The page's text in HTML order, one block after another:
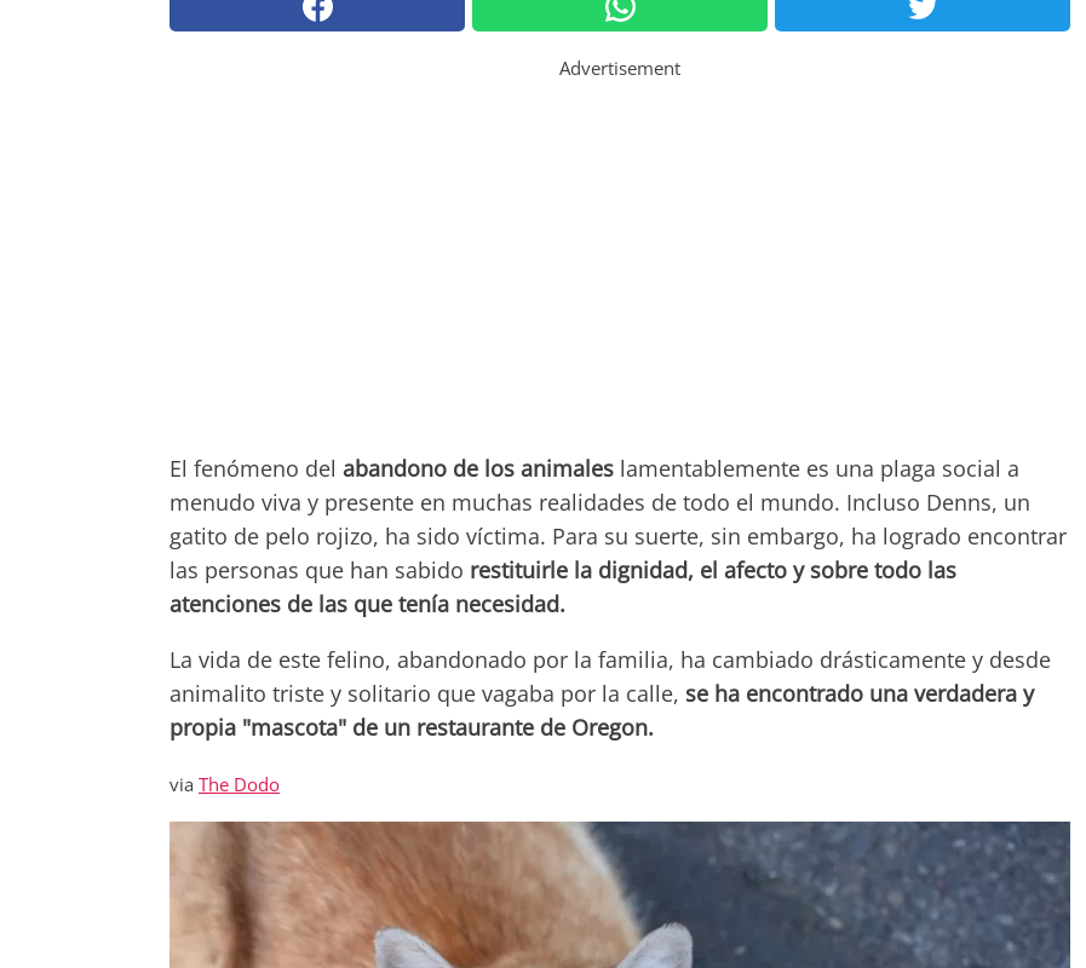
Advertisement
El fenómeno del abandono de los animales lamentablemente es una plaga social a
menudo viva y presente en muchas realidades de todo el mundo. Incluso Denns, un
gatito de pelo rojizo, ha sido víctima. Para su suerte, sin embargo, ha logrado encontrar
las personas que han sabido restituirle la dignidad, el afecto y sobre todo las
atenciones de las que tenía necesidad.
La vida de este felino, abandonado por la familia, ha cambiado drásticamente y desde
animalito triste y solitario que vagaba por la calle, se ha encontrado una verdadera y
propia "mascota" de un restaurante de Oregon.
via The Dodo